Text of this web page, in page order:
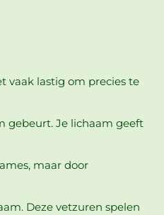
vaak lastig om precies te
gebeurt. Je lichaam geeft
maar door
Deze vetzuren spelen